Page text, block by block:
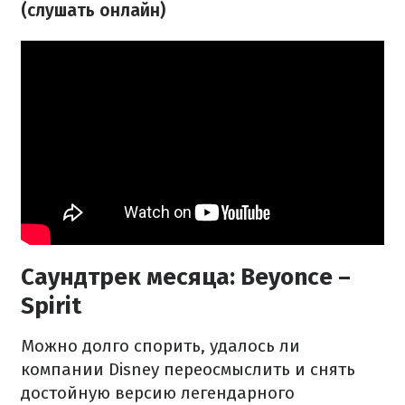
(слушать онлайн)
Саундтрек месяца: Beyoncе –
Spirit
Можно долго спорить, удалось ли
компании Disney переосмыслить и снять
достойную версию легендарного